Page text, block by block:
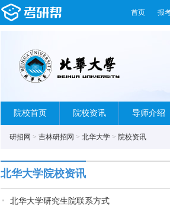
首页 报
院校首页 院校资讯 导师介绍
研招网 > 吉林研招网 > 北华大学 > 院校资讯
北华大学院校资讯
北华大学研究生院联系方式